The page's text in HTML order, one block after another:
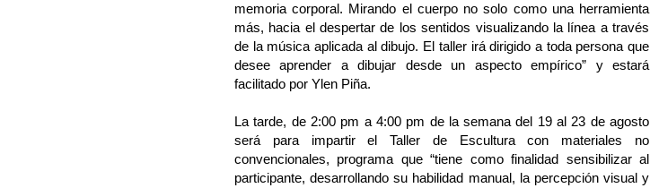
memoria corporal. Mirando el cuerpo no solo como una herramienta
más, hacia el despertar de los sentidos visualizando la línea a través
de la música aplicada al dibujo. El taller irá dirigido a toda persona que
desee aprender a dibujar desde un aspecto empírico” y estará
facilitado por Ylen Piña.
La tarde, de 2:00 pm a 4:00 pm de la semana del 19 al 23 de agosto
será para impartir el Taller de Escultura con materiales no
convencionales, programa que “tiene como finalidad sensibilizar al
participante, desarrollando su habilidad manual, la percepción visual y